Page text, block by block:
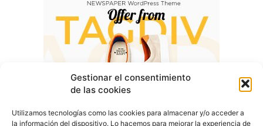
Gestionar el consentimiento
de las cookies
Utilizamos tecnologías como las cookies para almacenar y/o acceder a
la información del dispositivo. Lo hacemos para mejorar la experiencia de